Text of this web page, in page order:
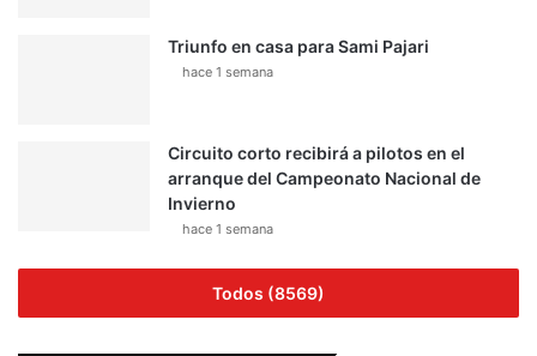
Triunfo en casa para Sami Pajari
hace 1 semana
Circuito corto recibirá a pilotos en el
arranque del Campeonato Nacional de
Invierno
hace 1 semana
Todos (8569)